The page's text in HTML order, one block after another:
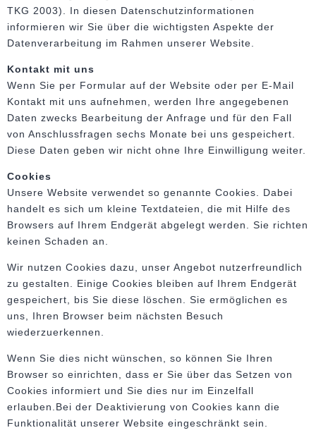
TKG 2003). In diesen Datenschutzinformationen
informieren wir Sie über die wichtigsten Aspekte der
Datenverarbeitung im Rahmen unserer Website.
Kontakt mit uns
Wenn Sie per Formular auf der Website oder per E-Mail
Kontakt mit uns aufnehmen, werden Ihre angegebenen
Daten zwecks Bearbeitung der Anfrage und für den Fall
von Anschlussfragen sechs Monate bei uns gespeichert.
Diese Daten geben wir nicht ohne Ihre Einwilligung weiter.
Cookies
Unsere Website verwendet so genannte Cookies. Dabei
handelt es sich um kleine Textdateien, die mit Hilfe des
Browsers auf Ihrem Endgerät abgelegt werden. Sie richten
keinen Schaden an.
Wir nutzen Cookies dazu, unser Angebot nutzerfreundlich
zu gestalten. Einige Cookies bleiben auf Ihrem Endgerät
gespeichert, bis Sie diese löschen. Sie ermöglichen es
uns, Ihren Browser beim nächsten Besuch
wiederzuerkennen.
Wenn Sie dies nicht wünschen, so können Sie Ihren
Browser so einrichten, dass er Sie über das Setzen von
Cookies informiert und Sie dies nur im Einzelfall
erlauben.Bei der Deaktivierung von Cookies kann die
Funktionalität unserer Website eingeschränkt sein.